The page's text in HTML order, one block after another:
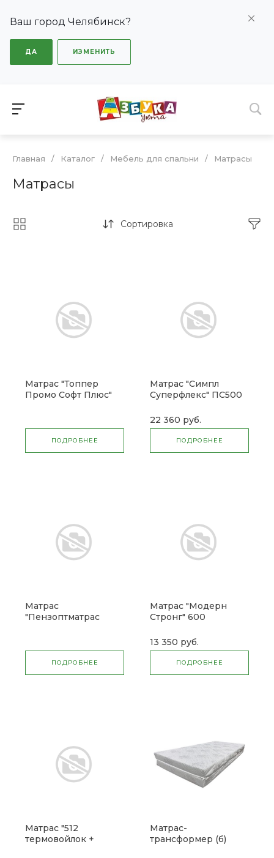
Ваш город Челябинск?
ДА ИЗМЕНИТЬ
Главная / Каталог / Мебель для спальни / Матрасы
Матрасы
Сортировка
Матрас "Топпер
Промо Софт Плюс"
ПОДРОБНЕЕ
Матрас "Симпл
Суперфлекс" ПС500
22 360 руб.
ПОДРОБНЕЕ
Матрас
"Пензоптматрас
ПОДРОБНЕЕ
Матрас "Модерн
Стронг" 600
13 350 руб.
ПОДРОБНЕЕ
Матрас "512
термовойлок +
Матрас-
трансформер (б)